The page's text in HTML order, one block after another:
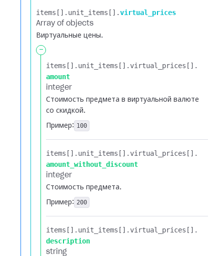
items[].​ unit_items[].​virtual_prices
Array of objects
Виртуальные цены.
-
items[].​ unit_items[].​virtual_prices[].​
amount
integer
Стоимость предмета в виртуальной валюте
со скидкой.
Пример: 100
items[].​ unit_items[].​virtual_prices[].​
amount_without_discount
integer
Стоимость предмета.
Пример: 200
items[].​ unit_items[].​virtual_prices[].​
description
string